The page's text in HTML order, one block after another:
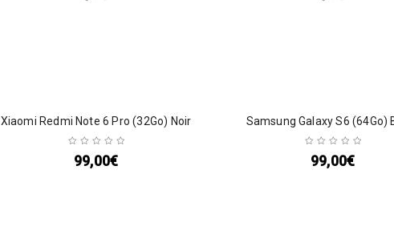
Xiaomi Redmi Note 6 Pro (32Go) Noir
99,00€
Samsung Galaxy S6 (64Go)
99,00€